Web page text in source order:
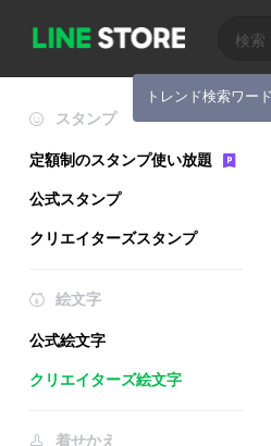
トレンド検索ワー
スタンプ
定額制のスタンプ使い放題
公式スタンプ
クリエイターズスタンプ
絵文字
公式絵文字
クリエイターズ絵文字
着せかえ